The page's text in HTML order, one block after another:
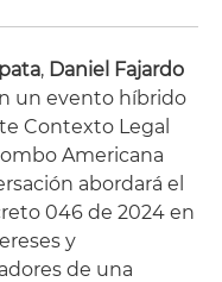
, Daniel Fajardo
un evento híbrido
Contexto Legal
Americana
abordará el
046 de 2024 en
y
de una